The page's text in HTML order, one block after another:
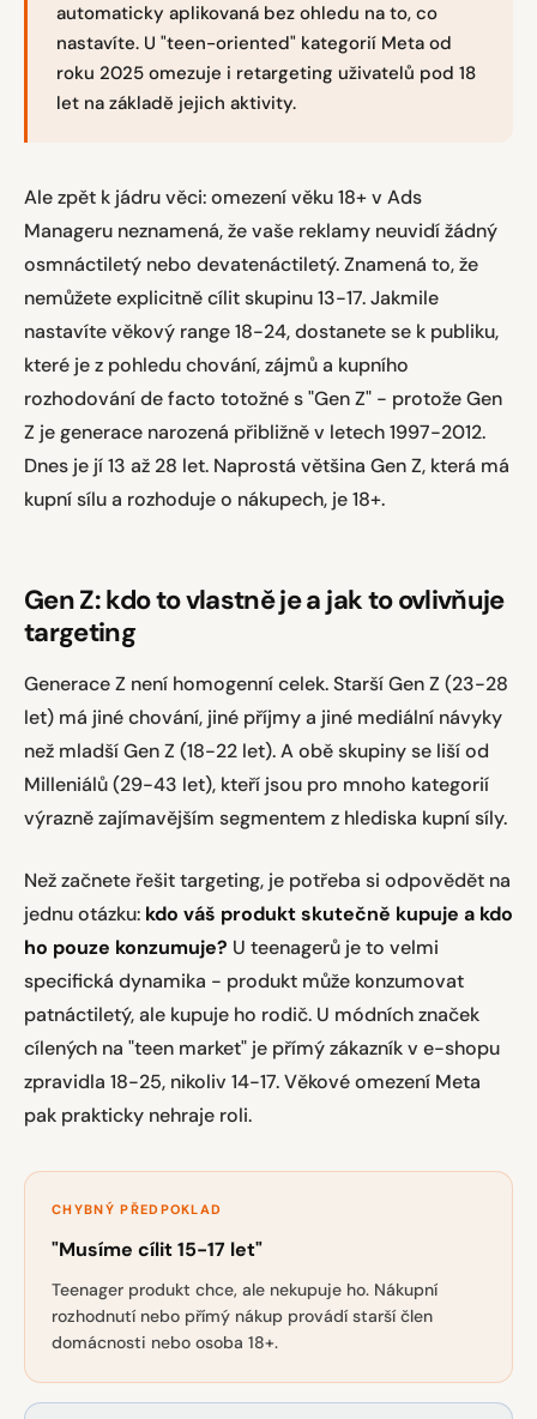
automaticky aplikovaná bez ohledu na to, co
nastavíte. U "teen-oriented" kategorií Meta od
roku 2025 omezuje i retargeting uživatelů pod 18
let na základě jejich aktivity.
Ale zpět k jádru věci: omezení věku 18+ v Ads
Manageru neznamená, že vaše reklamy neuvidí žádný
osmnáctiletý nebo devatenáctiletý. Znamená to, že
nemůžete explicitně cílit skupinu 13-17. Jakmile
nastavíte věkový range 18-24, dostanete se k publiku,
které je z pohledu chování, zájmů a kupního
rozhodování de facto totožné s "Gen Z" - protože Gen
Z je generace narozená přibližně v letech 1997-2012.
Dnes je jí 13 až 28 let. Naprostá většina Gen Z, která má
kupní sílu a rozhoduje o nákupech, je 18+.
Gen Z: kdo to vlastně je a jak to ovlivňuje
targeting
Generace Z není homogenní celek. Starší Gen Z (23-28
let) má jiné chování, jiné příjmy a jiné mediální návyky
než mladší Gen Z (18-22 let). A obě skupiny se liší od
Milleniálů (29-43 let), kteří jsou pro mnoho kategorií
výrazně zajímavějším segmentem z hlediska kupní síly.
Než začnete řešit targeting, je potřeba si odpovědět na
jednu otázku: kdo váš produkt skutečně kupuje a kdo
ho pouze konzumuje? U teenagerů je to velmi
specifická dynamika - produkt může konzumovat
patnáctiletý, ale kupuje ho rodič. U módních značek
cílených na "teen market" je přímý zákazník v e-shopu
zpravidla 18-25, nikoliv 14-17. Věkové omezení Meta
pak prakticky nehraje roli.
CHYBNÝ PŘEDPOKLAD
"Musíme cílit 15-17 let"
Teenager produkt chce, ale nekupuje ho. Nákupní
rozhodnutí nebo přímý nákup provádí starší člen
domácnosti nebo osoba 18+.